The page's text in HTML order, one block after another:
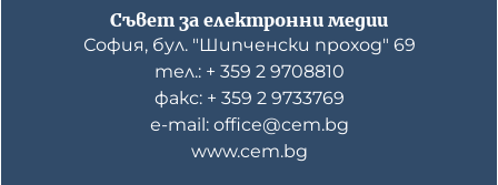
Съвет за електронни медии
София, бул. "Шипченски проход" 69
тел.: + 359 2 9708810
факс: + 359 2 9733769
е-mail: office@cem.bg
www.cem.bg